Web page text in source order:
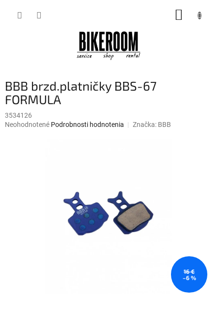
BBB brzd.platničky BBS-67
FORMULA
3534126
Priemerné
Neohodnotené Podrobnosti hodnotenia Značka: BBB
16 €
–6 %